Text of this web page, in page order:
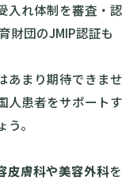
入れ体制を審査・認
財団のJMIP認証も
あまり期待できませ
人患者をサポートす
。
皮膚科や美容外科を